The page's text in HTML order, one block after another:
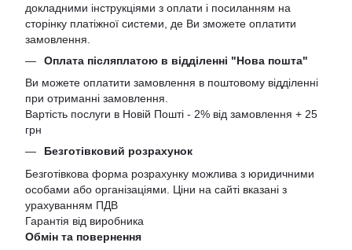
докладними інструкціями з оплати і посиланням на
сторінку платіжної системи, де Ви зможете оплатити
замовлення.
Оплата післяплатою в відділенні "Нова пошта"
Ви можете оплатити замовлення в поштовому відділенні
при отриманні замовлення.
Вартість послуги в Новій Пошті - 2% від замовлення + 25
грн
Безготівковий розрахунок
Безготівкова форма розрахунку можлива з юридичними
особами або організаціями. Ціни на сайті вказані з
урахуванням ПДВ
Гарантія від виробника
Обмін та повернення